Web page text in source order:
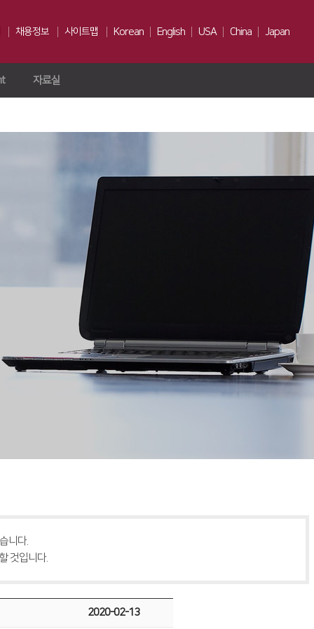
채용정보
인재상
사이트맵 Korean English USA China Japan
자료실
니다.
것입니다.
2020-02-13